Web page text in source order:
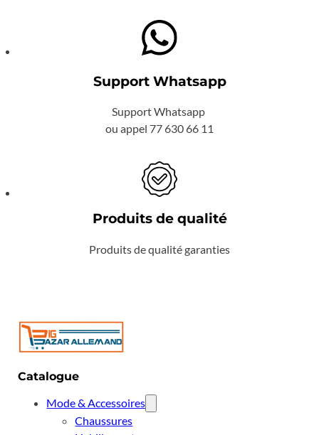
Support Whatsapp
Support Whatsapp
ou appel 77 630 66 11
Produits de qualité
Produits de qualité garanties
Catalogue
Mode & Accessoires
Chaussures